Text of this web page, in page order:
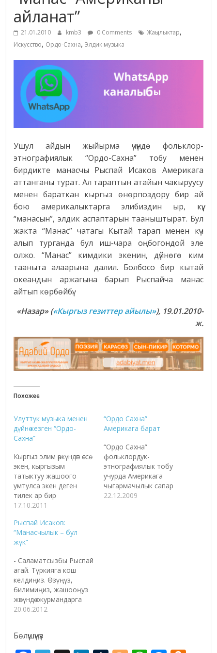
маданияты
жана
адабияты
айланат”
21.01.2010 kmb3 0 Comments Жаңылыктар,
Искусство, Ордо-Сахна,Элдик музыка
Ушул айдын жыйырма үчүндө фольклор-
этнографиялык “Ордо-Сахна” тобу менен
бирдикте манасчы Рыспай Исаков Америкага
аттанганы турат. Ал тараптын атайын чакыруусу
менен бараткан кыргыз өнөрпоздору бир ай
бою америкалыктарга элибиздин ыр, күү,
“манасын”, элдик аспаптарын тааныштырат. Бул
жакта “Манас” чатагы Кытай тарап менен күч
алып турганда бул иш-чара оңбогондой эле
олжо. “Манас” кимдики экенин, дүйнөгө ким
тааныта алаарына далил. Болбосо бир кытай
океандын аржагына барып Рыспайча манас
айтып көрбөйбү.
«Назар» («Кыргыз гезиттер айылы»), 19.01.2010-
ж.
Похожее
Улуттук музыка менен
дүйнө кезген “Ордо-
Сахна”
Кыргыз элим өркүндөп өссө
экен, кыргызым
татыктуу жашоого
умтулса экен деген
тилек ар бир
кыргыздын жүрөгүндө
сахна" фольклордук
этнографиялык
ансамблинин өз салымы
Америкадан тарта чет
элдик угуучуларын
багындырып, алардын
дагы жүрөгүнөн түнөк таап,
кыргыздын салттуу
музыкаларын дүйнөгө
"Ордо-сахна"
ансамблин 1998-жылы
негиздеген Ордо ТВ
17.10.2011
“Ордо Сахна”
Америкага барат
“Ордо Сахна”
фольклордук-
этнографиялык тобу
учурда Америкага
чыгармачылык сапар
алдында даярдыктарды
чагылат. Театралдык
22.12.2009
Рыспай Исаков:
“Манасчылык – бул
жүк”
- Саламатсызбы Рыспай
агай. Түркияга кош
келдиңиз. Өзүңүз,
билимиңиз, жашооңуз
жөнүндө окурмандарга
тааныштырып
Ош облусуна караштуу
Өзгөн районунун
20.06.2012
Бөлүшүңүз